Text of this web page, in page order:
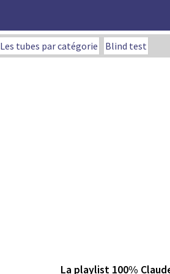
Les tubes par catégorie Blind test
La playlist 100%